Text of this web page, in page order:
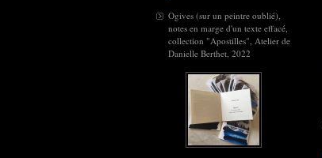
Ogives (sur un peintre oublié),
notes en marge d'un texte effacé,
collection "Apostilles", Atelier de
Danielle Berthet, 2022